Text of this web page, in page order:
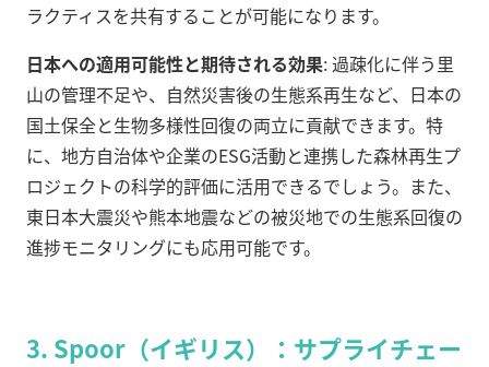
ラクティスを共有することが可能になります。
日本への適用可能性と期待される効果: 過疎化に伴う里
山の管理不足や、自然災害後の生態系再生など、日本の
国土保全と生物多様性回復の両立に貢献できます。特
に、地方自治体や企業のESG活動と連携した森林再生プ
ロジェクトの科学的評価に活用できるでしょう。また、
東日本大震災や熊本地震などの被災地での生態系回復の
進捗モニタリングにも応用可能です。
3. Spoor（イギリス）：サプライチェー